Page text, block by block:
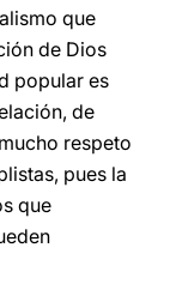
que
de Dios
popular es
de
respeto
pues la
que